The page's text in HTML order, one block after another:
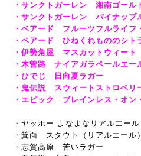
・サンクトガーレン 湘南ゴール
・サンクトガーレン パイナップ
・ベアード フルーツフルライフ
・ベアード ひねくれもののシト
・伊勢角屋 マスカットウィート
・木曽路 ナイアガラペールエー
・ひでじ 日向夏ラガー
・鬼伝説 スウィートストロベリ
・エピック ブレインレス・オン
・ヤッホー よなよなリアルエール
・箕面 スタウト（リアルエール）
・志賀高原 苦いラガー